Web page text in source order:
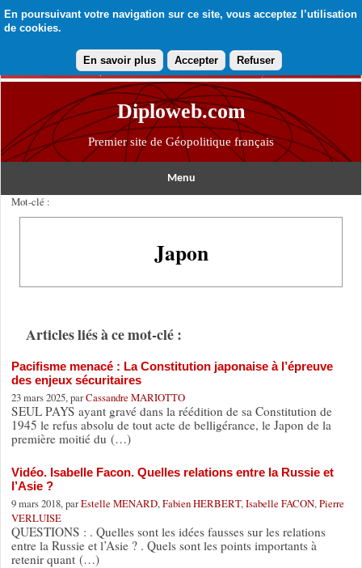
En poursuivant votre navigation sur ce site, vous acceptez l’utilisation
de cookies.
En savoir plus Accepter Refuser
Diploweb.com
Premier site de Géopolitique français
Menu
Mot-clé :
Japon
Articles liés à ce mot-clé :
Pacifisme menacé : La Constitution japonaise à l’épreuve
des enjeux sécuritaires
23 mars 2025, parCassandre MARIOTTO
SEUL PAYS ayant gravé dans la réédition de sa Constitution de
1945 le refus absolu de tout acte de belligérance, le Japon de la
première moitié du (…)
Vidéo. Isabelle Facon. Quelles relations entre la Russie et
l’Asie ?
9 mars 2018, parEstelle MENARD, Fabien HERBERT, Isabelle FACON, Pierre
VERLUISE
QUESTIONS : . Quelles sont les idées fausses sur les relations
entre la Russie et l’Asie ? . Quels sont les points importants à
retenir quant (…)